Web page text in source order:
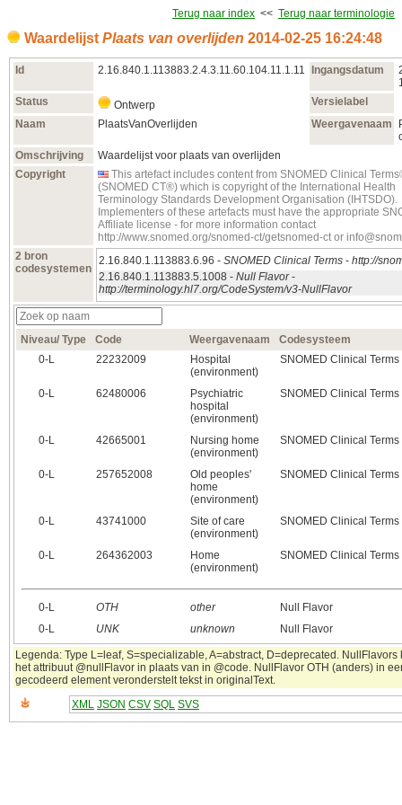
Terug naar index << Terug naar terminologie
Waardelijst Plaats van overlijden 2014‑02‑25 16:24:48
Id 2.16.840.1.113883.2.4.3.11.60.104.11.1.11 Ingangsdatum
Status
Ontwerp
Versielabel
Naam
PlaatsVanOverlijden Weergavenaam
Omschrijving
Waardelijst voor plaats van overlijden
Copyright
This artefact includes content from SNOMED Clinical
(SNOMED CT®) which is copyright of the International Health
Terminology Standards Development Organisation (IHTSDO).
Implementers of these artefacts must have the appropriate
Affiliate license - for more information contact
http://www.snomed.org/snomed-ct/getsnomed-ct or
2 bron
codesystemen
2.16.840.1.113883.6.96 - SNOMED Clinical Terms - http://
2.16.840.1.113883.5.1008 - Null Flavor-
http://terminology.hl7.org/CodeSystem/v3-NullFlavor
Niveau/ Type Code Weergavenaam
Codesysteem
0‑L
22232009
Hospital
(environment)
SNOMED Clinical Terms
0‑L 62480006
Psychiatric
hospital
(environment)
SNOMED Clinical Terms
0‑L 42665001
Nursing home
(environment)
SNOMED Clinical Terms
0‑L 257652008
Old peoples'
home
(environment)
SNOMED Clinical Terms
0‑L 43741000
Site of care
(environment)
SNOMED Clinical Terms
0‑L 264362003
Home
(environment)
SNOMED Clinical Terms
0‑L OTH other
Null Flavor
0‑L
UNK unknown Null Flavor
Legenda: Type L=leaf, S=specializable, A=abstract, D=deprecated. NullFlavors
het attribuut @nullFlavor in plaats van in @code. NullFlavor OTH (anders) in
gecodeerd element veronderstelt tekst in originalText.
XML JSON CSV SQL SVS